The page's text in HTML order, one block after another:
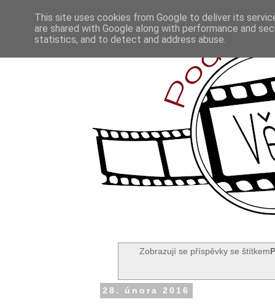
Zobrazují se příspěvky se štítkem
28. února 2016
This site uses cookies from Google to deliver its
are shared with Google along with performance and
statistics, and to detect and address abuse.